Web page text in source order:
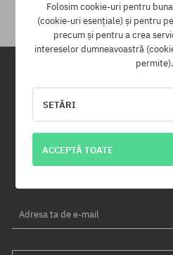
primul despre produse noi și
În plus, vei primi un cod de
Adresa ta de e-mail
Folosim cookie-uri pentru
(cookie-uri esențiale) și pentru
precum și pentru a crea
intereselor dumneavoastră
permite).
SETĂRI
ACCEPTĂ TOATE